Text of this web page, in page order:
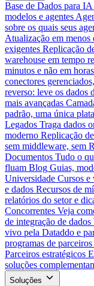
Base de Dados para IA
modelos e agentes
sobre os quais seus
Atualização em menos
exigentes Replicação
warehouse em tempo
minutos e não em horas
conectores
reverso: leve os dados
mais avançadas
padrão, uma única
Legados Traga dados
moderno Replicação
sem middleware, sem
Documentos Tudo o
fluam Blog Guias,
Universidade Cursos e
e dados Recursos de
relatórios do setor e
Concorrentes Veja
de integração de dados
vivo pela Dataddo e
programas de
Parceiros estratégicos
soluções
Soluções